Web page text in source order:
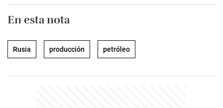
En esta nota
Rusia producción petróleo